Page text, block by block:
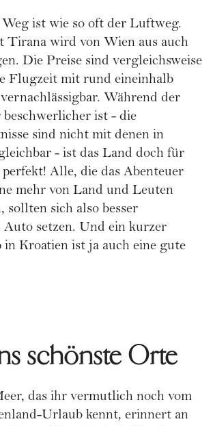
ist wie so oft der Luftweg.
Tirana wird von Wien aus auch
Die Preise sind vergleichsweise
Flugzeit mit rund eineinhalb
Während der
ist - die
sind nicht mit denen in
- ist das Land doch für
Alle, die das Abenteuer
mehr von Land und Leuten
sollten sich also besser
setzen. Und ein kurzer
in Kroatien ist ja auch eine gute
schönste Orte
das ihr vermutlich noch vom
Urlaub kennt, erinnert an